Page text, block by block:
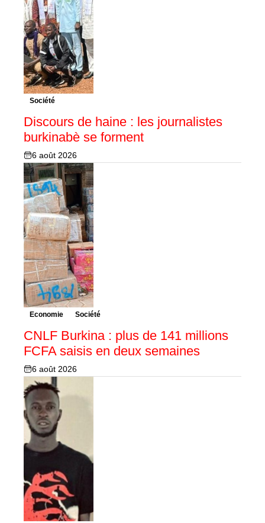
Société
Discours de haine : les journalistes
burkinabè se forment
6 août 2026
Economie Société
CNLF Burkina : plus de 141 millions
FCFA saisis en deux semaines
6 août 2026